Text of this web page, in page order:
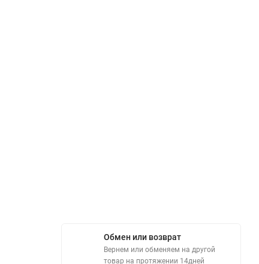
Обмен или возврат
Вернем или обменяем на другой
товар на протяжении 14дней